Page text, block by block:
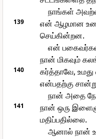
நாங்கள்
139
என் ஆழமான
செய்கின்றன.
என்
நான் மிகவும்
140
கர்த்தாவே,
என்பதற்கு
நான் அதை
141
நான் ஒரு
மதிப்பதில்லை.
ஆனால் நான்